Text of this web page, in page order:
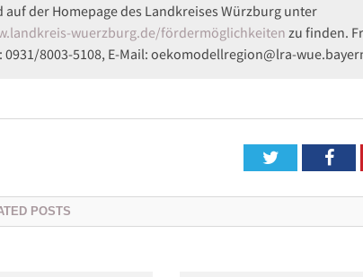
auf der Homepage des Landkreises Würzburg unter
wuerzburg.de/fördermöglichkeiten zu finden.
0931/8003-5108, E-Mail: oekomodellregion@lra-
Twitter
POSTS